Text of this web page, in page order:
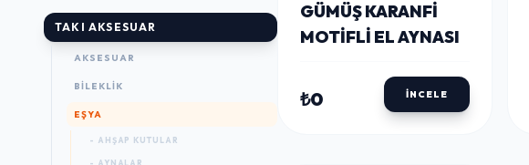
TAKI AKSESUAR
AKSESUAR
BILEKLIK
EŞYA
- AHŞAP KUTULAR
- AYNALAR
GÜMÜŞ KARANFI
MOTIFLI EL AYNASI
₺0 İNCELE